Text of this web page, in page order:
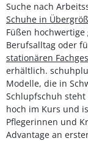
Suche nach
Schuhe in
Füßen
Berufsalltag oder
stationären
erhältlich.
Modelle, die in
Schlupfschuh
hoch im Kurs und
Pflegerinnen und
Advantage an